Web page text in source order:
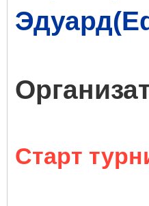
Старт